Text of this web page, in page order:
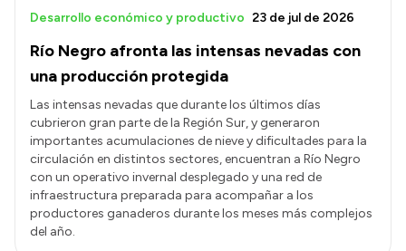
Río Negro afronta las intensas nevadas con
una producción protegida
Desarrollo económico y productivo 23 de jul de 2026
Las intensas nevadas que durante los últimos días
cubrieron gran parte de la Región Sur, y generaron
importantes acumulaciones de nieve y dificultades para la
circulación en distintos sectores, encuentran a Río Negro
con un operativo invernal desplegado y una red de
infraestructura preparada para acompañar a los
productores ganaderos durante los meses más complejos
del año.